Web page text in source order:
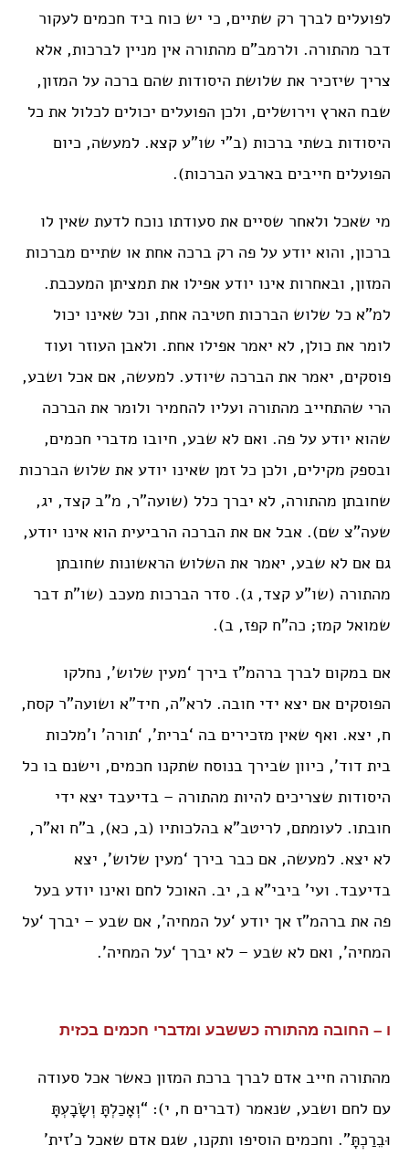
לפועלים לברך רק שתיים, כי יש כוח ביד חכמים לעקור
דבר מהתורה. ולרמב”ם מהתורה אין מניין לברכות, אלא
צריך שיזכיר את שלושת היסודות שהם ברכה על המזון,
שבח הארץ וירושלים, ולכן הפועלים יכולים לכלול את כל
היסודות בשתי ברכות (ב”י שו”ע קצא. למעשה, כיום
הפועלים חייבים בארבע הברכות).
מי שאכל ולאחר שסיים את סעודתו נוכח לדעת שאין לו
ברכון, והוא יודע על פה רק ברכה אחת או שתיים מברכות
המזון, ובאחרות אינו יודע אפילו את תמציתן המעכבת.
למ”א כל שלוש הברכות חטיבה אחת, וכל שאינו יכול
לומר את כולן, לא יאמר אפילו אחת. ולאבן העוזר ועוד
פוסקים, יאמר את הברכה שיודע. למעשה, אם אכל ושבע,
הרי שהתחייב מהתורה ועליו להחמיר ולומר את הברכה
שהוא יודע על פה. ואם לא שבע, חיובו מדברי חכמים,
ובספק מקילים, ולכן כל זמן שאינו יודע את שלוש הברכות
שחובתן מהתורה, לא יברך כלל (שועה”ר, מ”ב קצד, יג,
שעה”צ שם). אבל אם את הברכה הרביעית הוא אינו יודע,
גם אם לא שבע, יאמר את השלוש הראשונות שחובתן
מהתורה (שו”ע קצד, ג). סדר הברכות מעכב (שו”ת דבר
שמואל קמז; כה”ח קפז, ב).
אם במקום לברך ברהמ”ז בירך ‘מעין שלוש’, נחלקו
הפוסקים אם יצא ידי חובה. לרא”ה, חיד”א ושועה”ר קסח,
ח, יצא. ואף שאין מזכירים בה ‘ברית’, ‘תורה’ ו’מלכות
בית דוד’, כיוון שבירך בנוסח שתקנו חכמים, וישנם בו כל
היסודות שצריכים להיות מהתורה – בדיעבד יצא ידי
חובתו. לעומתם, לריטב”א בהלכותיו (ב, כא), ב”ח וא”ר,
לא יצא. למעשה, אם כבר בירך ‘מעין שלוש’, יצא
בדיעבד. ועי’ ביבי”א ב, יב. האוכל לחם ואינו יודע בעל
פה את ברהמ”ז אך יודע ‘על המחיה’, אם שבע – יברך ‘על
המחיה’, ואם לא שבע – לא יברך ‘על המחיה’.
ו – החובה מהתורה כששבע ומדברי חכמים בכזית
מהתורה חייב אדם לברך ברכת המזון כאשר אכל סעודה
עם לחם ושבע, שנאמר (דברים ח, י): “וְאָכַלְתָּ וְשָׂבָעְתָּ
וּבֵרַכְתָּ”. וחכמים הוסיפו ותקנו, שגם אדם שאכל כ’זית’